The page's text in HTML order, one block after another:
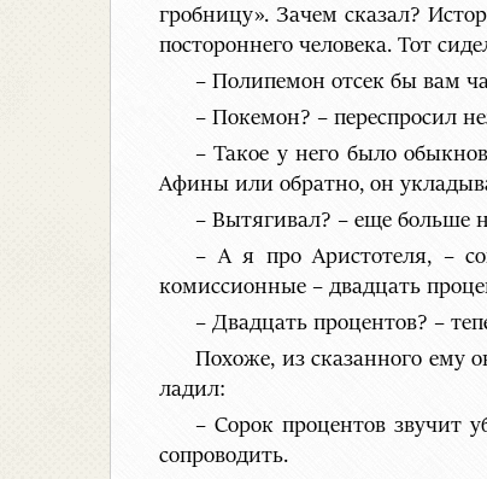
гробницу». Зачем сказал?
постороннего человека. Тот
– Полипемон отсек бы вам
– Покемон? – переспросил
– Такое у него было
Афины или обратно, он
– Вытягивал? – еще больше
– А я про Аристотеля, –
комиссионные – двадцать
– Двадцать процентов? –
Похоже, из сказанного ему
ладил:
– Сорок процентов звучит
сопроводить.